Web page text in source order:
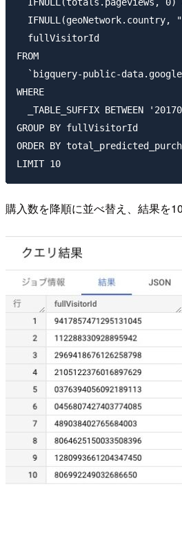
IFNULL(geoNetwork.country,
  fullVisitorId
FROM
`bigquery-public-
WHERE
_TABLE_SUFFIX BETWEEN
GROUP BY fullVisitorId
ORDER BY
購入数を降順に並べ替え、結果を